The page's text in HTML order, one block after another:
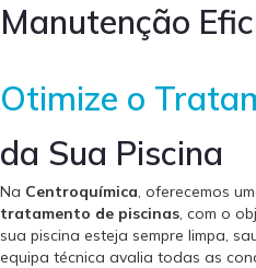
Manutenção
Otimize o
da Sua Piscina
Na Centroquímica, oferecemos
tratamento de piscinas, com o
sua piscina esteja sempre limpa,
equipa técnica avalia todas as